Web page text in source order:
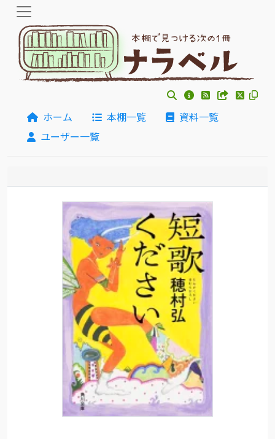
ホーム 本棚一覧
資料一覧
ユーザー一覧